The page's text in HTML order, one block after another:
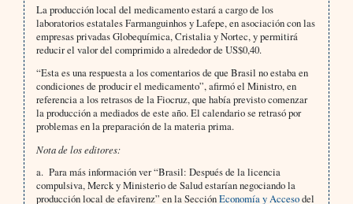
La producción local del medicamento estará a cargo de los
laboratorios estatales Farmanguinhos y Lafepe, en asociación con las
empresas privadas Globequímica, Cristalia y Nortec, y permitirá
reducir el valor del comprimido a alrededor de US$0,40.
“Esta es una respuesta a los comentarios de que Brasil no estaba en
condiciones de producir el medicamento”, afirmó el Ministro, en
referencia a los retrasos de la Fiocruz, que había previsto comenzar
la producción a mediados de este año. El calendario se retrasó por
problemas en la preparación de la materia prima.
Nota de los editores:
a. Para más información ver “Brasil: Después de la licencia
compulsiva, Merck y Ministerio de Salud estarían negociando la
producción local de efavirenz” en la SecciónEconomía y Accesodel